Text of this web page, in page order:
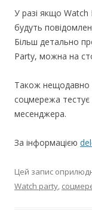
У разі якщо Watch
будуть
Більш детально
Party, можна на
Також нещодавно
соцмережа тестує
месенджера.
За інформацією
Цей запис
Watch party,